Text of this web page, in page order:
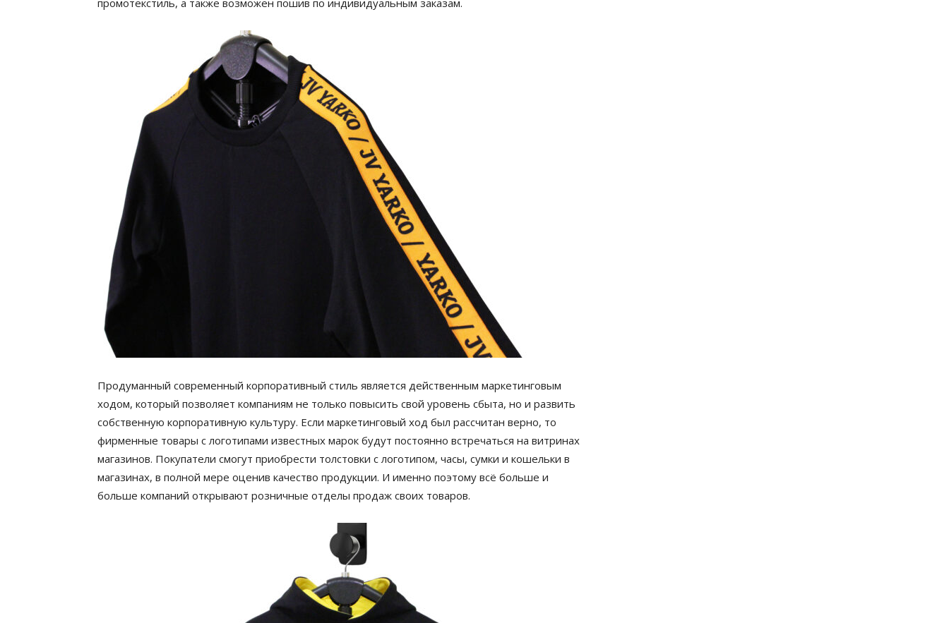
Продуманный современный корпоративный стиль является действенным маркетинговым
ходом, который позволяет компаниям не только повысить свой уровень сбыта, но и развить
собственную корпоративную культуру. Если маркетинговый ход был рассчитан верно, то
фирменные товары с логотипами известных марок будут постоянно встречаться на витринах
магазинов. Покупатели смогут приобрести толстовки с логотипом, часы, сумки и кошельки в
магазинах, в полной мере оценив качество продукции. И именно поэтому всё больше и
больше компаний открывают розничные отделы продаж своих товаров.